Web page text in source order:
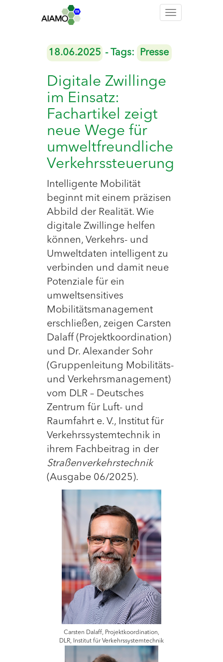
Toggle
18.06.2025 - Tags: Presse
Digitale Zwillinge
im Einsatz:
Fachartikel zeigt
neue Wege für
umweltfreundliche
Verkehrssteuerung
Intelligente Mobilität
beginnt mit einem präzisen
Abbild der Realität. Wie
digitale Zwillinge helfen
können, Verkehrs- und
Umweltdaten intelligent zu
verbinden und damit neue
Potenziale für ein
umweltsensitives
Mobilitätsmanagement
erschließen, zeigen Carsten
Dalaff (Projektkoordination)
und Dr. Alexander Sohr
(Gruppenleitung Mobilitäts-
und Verkehrsmanagement)
vom DLR – Deutsches
Zentrum für Luft- und
Raumfahrt e. V., Institut für
Verkehrssystemtechnik in
ihrem Fachbeitrag in der
Straßenverkehrstechnik
(Ausgabe 06/2025).
Carsten Dalaff, Projektkoordination,
DLR, Institut für Verkehrssystemtechnik